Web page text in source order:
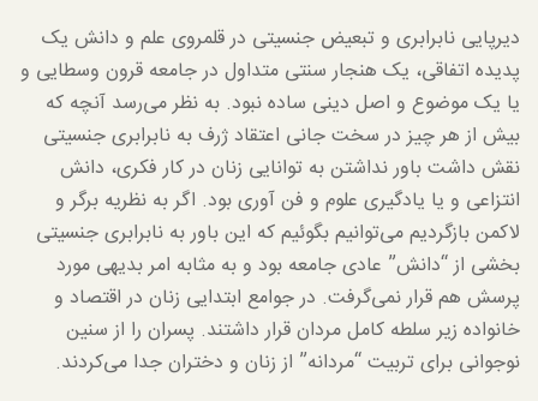
دیرپایی نابرابری و تبعیض جنسیتی در قلمروی علم و دانش یک
پدیده اتفاقی، یک هنجار سنتی متداول در جامعه قرون وسطایی و
یا یک موضوع و اصل دینی ساده نبود. به نظر می‌رسد آنچه که
بیش از هر چیز در سخت جانی اعتقاد ژرف به نابرابری جنسیتی
نقش داشت باور نداشتن به توانایی زنان در کار فکری، دانش
انتزاعی و یا یادگیری علوم و فن آوری بود. اگر به نظریه برگر و
لاکمن بازگردیم می‌توانیم بگوئیم که این باور به نابرابری جنسیتی
بخشی از “دانش” عادی جامعه بود و به مثابه امر بدیهی مورد
پرسش هم قرار نمی‌گرفت. در جوامع ابتدایی زنان در اقتصاد و
خانواده زیر سلطه کامل مردان قرار داشتند. پسران را از سنین
نوجوانی برای تربیت “مردانه” از زنان و دختران جدا می‌کردند.